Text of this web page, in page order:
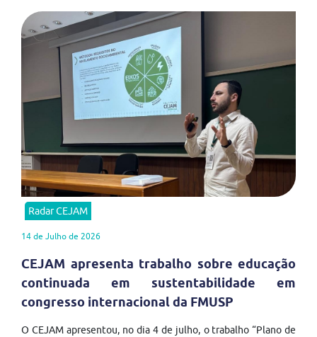
Radar CEJAM
14 de Julho de 2026
CEJAM apresenta trabalho sobre educação
continuada em sustentabilidade em
congresso internacional da FMUSP
O CEJAM apresentou, no dia 4 de julho, o trabalho “Plano de